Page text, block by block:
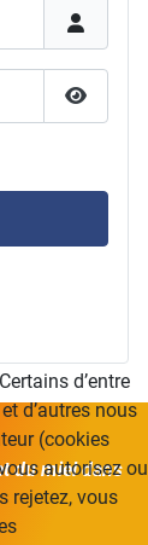
Afficher
du miel dans
d’entre
d’autres nous
(cookies
autorisez ou
rejetez, vous